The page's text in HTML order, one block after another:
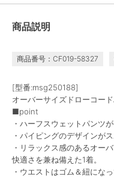
商品説明
商品番号：CF019-58327
[型番:msg250188]
オーバーサイズドローコー
■point
・ハーフスウェットパンツが
・パイピングのデザインが
・リラックス感のあるオー
快適さを兼ね備えた1着。
・ウエストはゴム＆紐にな